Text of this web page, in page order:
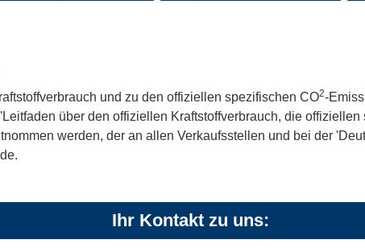
und zu den offiziellen spezifischen CO2-
über den offiziellen Kraftstoffverbrauch, die
werden, der an allen Verkaufsstellen und bei der
Ihr Kontakt zu uns: